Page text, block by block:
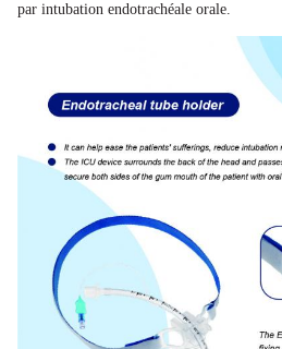
par intubation endotrachéale orale.